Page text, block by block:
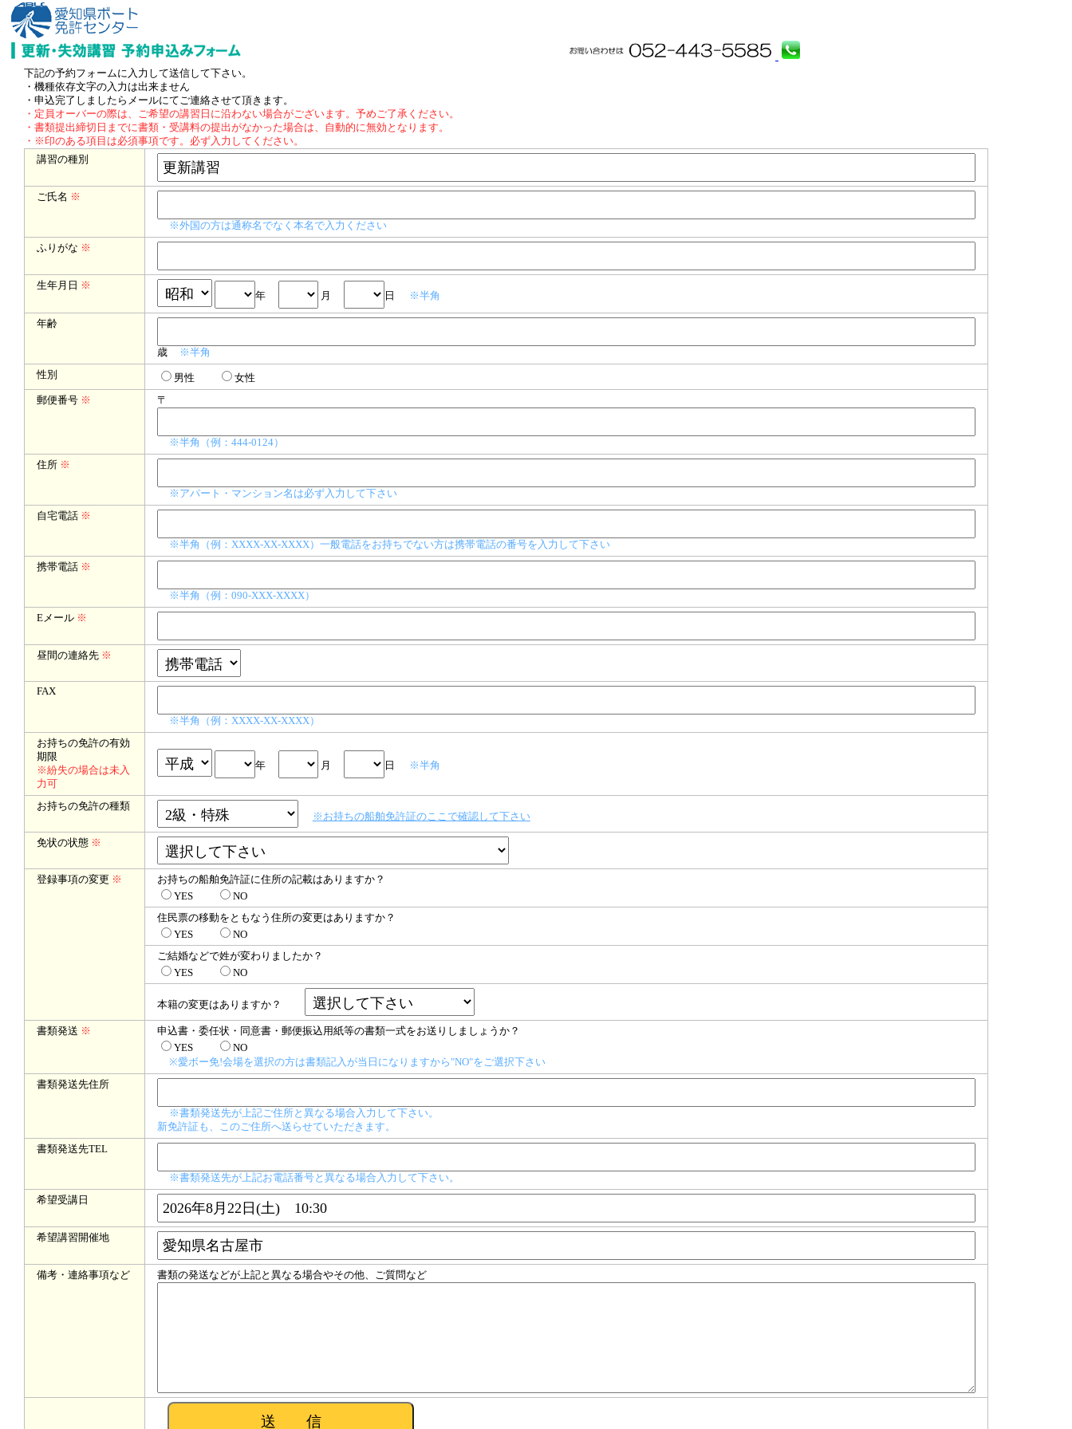
下記の予約フォームに入力して送信して下さい。
・機種依存文字の入力は出来ません
・申込完了しましたらメールにてご連絡させて頂きます。
・定員オーバーの際は、ご希望の講習日に沿わない場合がございます。予めご了承ください。
・書類提出締切日までに書類・受講料の提出がなかった場合は、自動的に無効となります。
・※印のある項目は必須事項です。必ず入力してください。
講習の種別
ご氏名 ※
※外国の方は通称名でなく本名で入力ください
ふりがな ※
生年月日 ※
年
月 日 ※半角
年齢
歳 ※半角
性別 男性
女性
郵便番号 ※ 〒
※半角（例：444-0124）
住所 ※
※アパート・マンション名は必ず入力して下さい
自宅電話 ※
※半角（例：XXXX-XX-XXXX）一般電話をお持ちでない方は携帯電話の番号を入力して下さい
携帯電話 ※
※半角（例：090-XXX-XXXX）
Eメール ※
昼間の連絡先 ※
FAX
※半角（例：XXXX-XX-XXXX）
お持ちの免許の有効
期限
※紛失の場合は未入
力可
年 月 日 ※半角
お持ちの免許の種類
※お持ちの船舶免許証のここで確認して下さい
免状の状態 ※
登録事項の変更 ※
お持ちの船舶免許証に住所の記載はありますか？
YES
NO
住民票の移動をともなう住所の変更はありますか？
YES
NO
ご結婚などで姓が変わりましたか？
YES
NO
本籍の変更はありますか？
書類発送 ※
申込書・委任状・同意書・郵便振込用紙等の書類一式をお送りしましょうか？
YES
NO
※愛ボー免!会場を選択の方は書類記入が当日になりますから"NO"をご選択下さい
書類発送先住所
※書類発送先が上記ご住所と異なる場合入力して下さい。
新免許証も、このご住所へ送らせていただきます。
書類発送先TEL
※書類発送先が上記お電話番号と異なる場合入力して下さい。
希望受講日
希望講習開催地
備考・連絡事項など 書類の発送などが上記と異なる場合やその他、ご質問など